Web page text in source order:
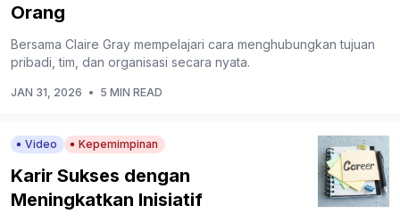
Orang
Bersama Claire Gray mempelajari cara menghubungkan tujuan
pribadi, tim, dan organisasi secara nyata.
JAN 31, 2026 • 5 MIN READ
Video Kepemimpinan
Karir Sukses dengan
Meningkatkan Inisiatif